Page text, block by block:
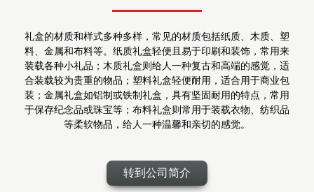
礼盒的材质和样式多种多样，常见的材质包括纸质、木质、塑
料、金属和布料等。纸质礼盒轻便且易于印刷和装饰，常用来
装载各种小礼品；木质礼盒则给人一种复古和高端的感觉，适
合装载较为贵重的物品；塑料礼盒轻便耐用，适合用于商业包
装；金属礼盒如铝制或铁制礼盒，具有坚固耐用的特点，常用
于保存纪念品或珠宝等；布料礼盒则常用于装载衣物、纺织品
等柔软物品，给人一种温馨和亲切的感觉。
转到公司简介